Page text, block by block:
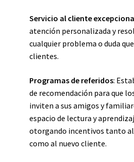
Servicio al cliente
atención personalizada y
cualquier problema o duda
clientes.
Programas de referidos:
de recomendación para que
inviten a sus amigos y
espacio de lectura y
otorgando incentivos tanto
como al nuevo cliente.